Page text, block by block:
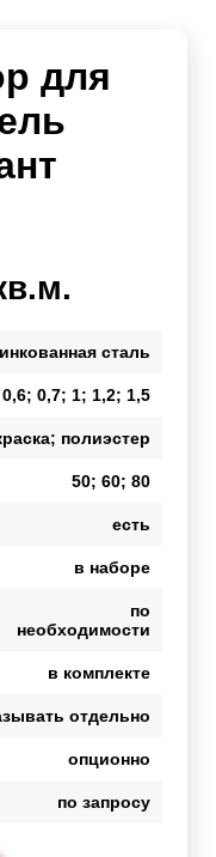
для
сталь
0,7; 1; 1,2; 1,5
полиэстер
50; 60; 80
есть
в наборе
по
необходимости
в комплекте
отдельно
опционно
по запросу